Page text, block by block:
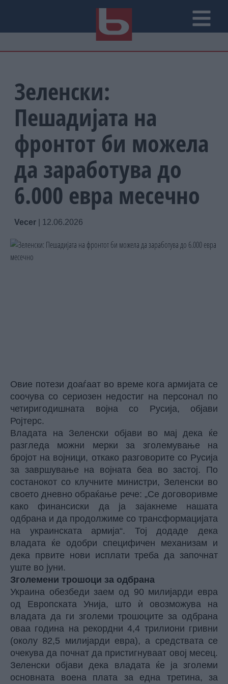
Зеленски:
Пешадијата на
фронтот би можела
да заработува до
6.000 евра месечно
Vecer 12.06.2026
Овие потези доаѓаат во време кога армијата се
соочува со сериозен недостиг на персонал по
четиригодишната војна со Русија, објави
Ројтерс.
Владата на Зеленски објави во мај дека ќе
разгледа можни мерки за зголемување на
бројот на војници, откако разговорите со Русија
за завршување на војната беа во застој. По
состанокот со клучните министри, Зеленски во
своето дневно обраќање рече: „Се договоривме
како финансиски да ја зајакнеме нашата
одбрана и да продолжиме со трансформацијата
на украинската армија“. Тој додаде дека
владата ќе одобри специфичен механизам и
дека првите нови исплати треба да започнат
уште во јуни.
Зголемени трошоци за одбрана
Украина обезбеди заем од 90 милијарди евра
од Европската Унија, што ѝ овозможува на
владата да ги зголеми трошоците за одбрана
оваа година на рекордни 4,4 трилиони гривни
(околу 82,5 милијарди евра), а средствата се
очекува да почнат да пристигнуваат овој месец.
Зеленски објави дека владата ќе ја зголеми
основната воена плата за една третина, за